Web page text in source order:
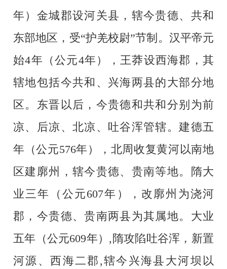
年）金城郡设河关县，辖今贵德、共和
东部地区，受“护羌校尉”节制。汉平帝元
始4年（公元4年），王莽设西海郡，其
辖地包括今共和、兴海两县的大部分地
区。东晋以后，今贵德和共和分别为前
凉、后凉、北凉、吐谷浑管辖。建德五
年（公元576年），北周收复黄河以南地
区建廓州，辖今贵德、贵南等地。隋大
业三年（公元607年），改廓州为浇河
郡，今贵德、贵南两县为其属地。大业
五年（公元609年）,隋攻陷吐谷浑，新置
河源、西海二郡,辖今兴海县大河坝以